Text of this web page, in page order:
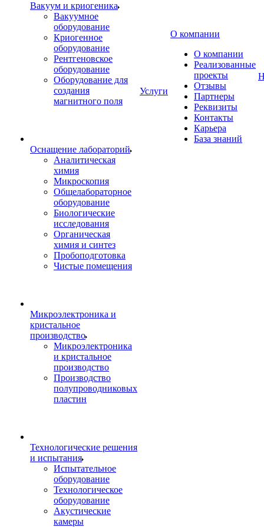
Вакуум и криогеника
Вакуумное
оборудование
Криогенное
оборудование
Рентгеновское
оборудование
Оборудование для
создания
магнитного поля
Оснащение лабораторий
Аналитическая
химия
Микроскопия
Общелабораторное
оборудование
Биологические
исследования
Органическая
химия и синтез
Пробоподготовка
Чистые помещения
Микроэлектроника и
кристальное
производство
Микроэлектроника
и кристальное
производство
Производство
полупроводниковых
пластин
Технологические решения
и испытания
Испытательное
оборудование
Технологическое
оборудование
Акустические
камеры
Услуги
О компании
О компании
Реализованные
проекты
Отзывы
Партнеры
Реквизиты
Контакты
Карьера
База знаний